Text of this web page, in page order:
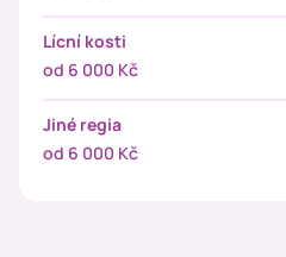
Lícní kosti
od 6 000 Kč
Jiné regia
od 6 000 Kč